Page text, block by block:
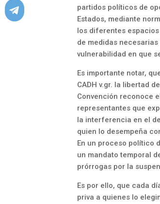
partidos políticos de
Estados, mediante
los diferentes
de medidas
vulnerabilidad en que
Es importante notar,
CADH v.gr. la libertad
Convención reconoce
representantes que
la interferencia en el
quien lo desempeña
En un proceso político
un mandato temporal
prórrogas por la
Es por ello, que cada
priva a quienes lo